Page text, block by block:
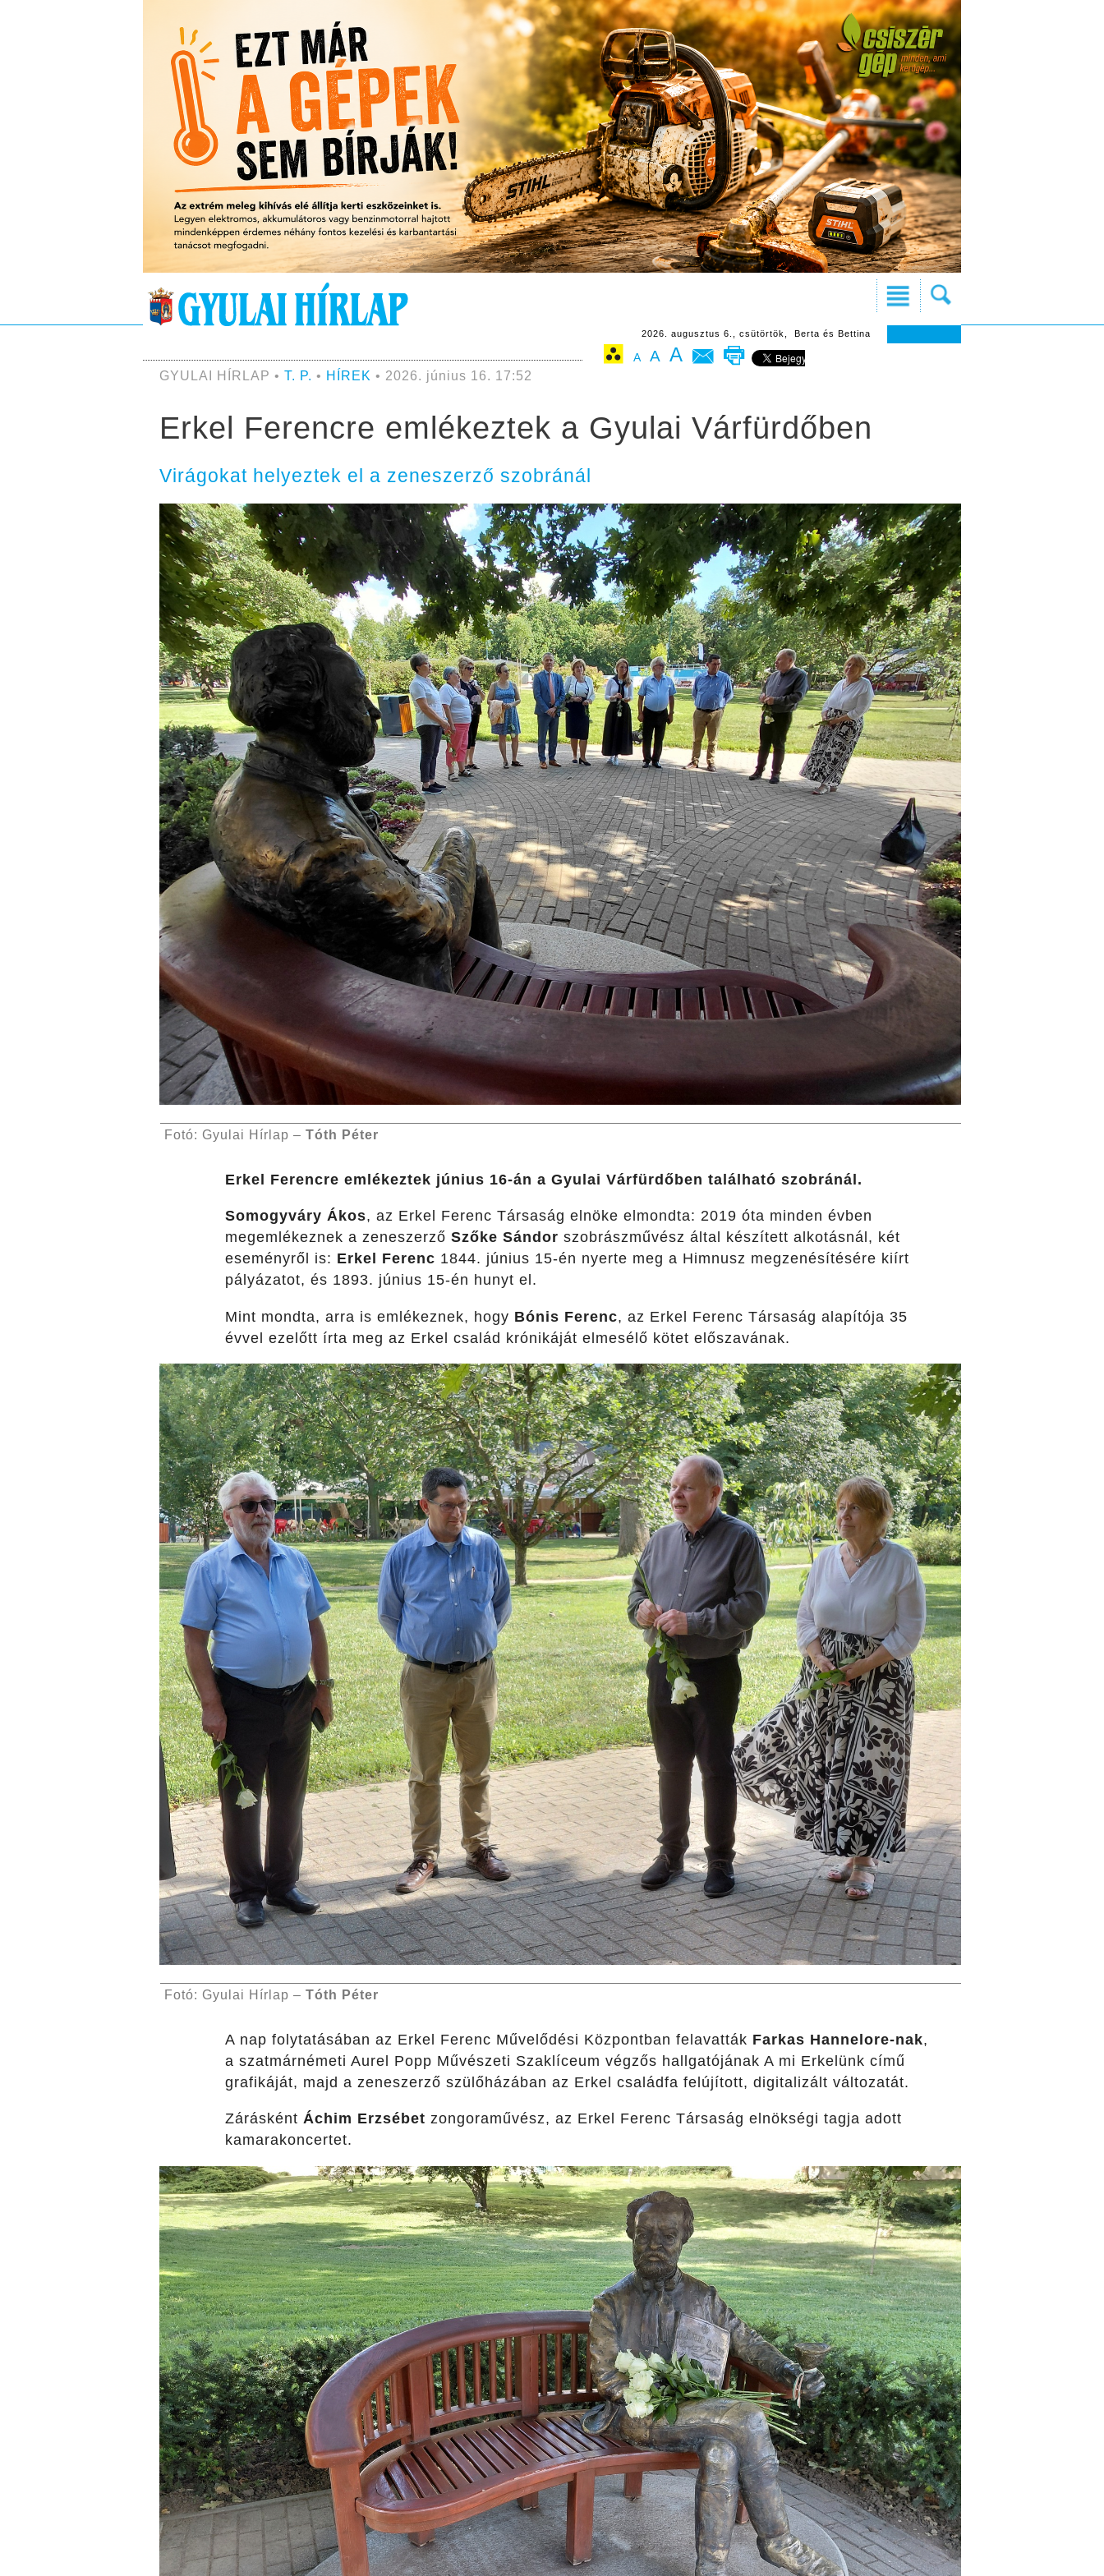
2026. augusztus 6., csütörtök, Berta és Bettina
A A A
GYULAI HÍRLAP • T. P. • HÍREK • 2026. június 16. 17:52
Erkel Ferencre emlékeztek a Gyulai Várfürdőben
Virágokat helyeztek el a zeneszerző szobránál
Fotó: Gyulai Hírlap – Tóth Péter
Erkel Ferencre emlékeztek június 16-án a Gyulai Várfürdőben található szobránál.
Somogyváry Ákos, az Erkel Ferenc Társaság elnöke elmondta: 2019 óta minden évben
megemlékeznek a zeneszerző Szőke Sándor szobrászművész által készített alkotásnál, két
eseményről is: Erkel Ferenc 1844. június 15-én nyerte meg a Himnusz megzenésítésére kiírt
pályázatot, és 1893. június 15-én hunyt el.
Mint mondta, arra is emlékeznek, hogy Bónis Ferenc, az Erkel Ferenc Társaság alapítója 35
évvel ezelőtt írta meg az Erkel család krónikáját elmesélő kötet előszavának.
Fotó: Gyulai Hírlap – Tóth Péter
A nap folytatásában az Erkel Ferenc Művelődési Központban felavatták Farkas Hannelore-nak,
a szatmárnémeti Aurel Popp Művészeti Szaklíceum végzős hallgatójának A mi Erkelünk című
grafikáját, majd a zeneszerző szülőházában az Erkel családfa felújított, digitalizált változatát.
Zárásként Áchim Erzsébet zongoraművész, az Erkel Ferenc Társaság elnökségi tagja adott
kamarakoncertet.